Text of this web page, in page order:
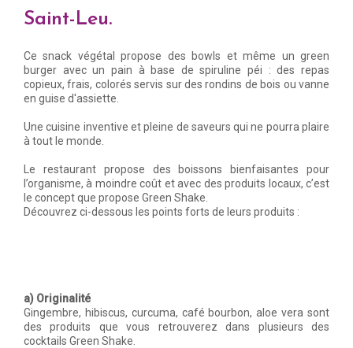
Saint-Leu.
Ce snack végétal propose des bowls et même un green
burger avec un pain à base de spiruline péi : des repas
copieux, frais, colorés servis sur des rondins de bois ou vanne
en guise d'assiette.
Une cuisine inventive et pleine de saveurs qui ne pourra plaire
à tout le monde.
Le restaurant propose des boissons bienfaisantes pour
l’organisme, à moindre coût et avec des produits locaux, c’est
le concept que propose Green Shake.
Découvrez ci-dessous les points forts de leurs produits :
a) Originalité
Gingembre, hibiscus, curcuma, café bourbon, aloe vera sont
des produits que vous retrouverez dans plusieurs des
cocktails Green Shake.